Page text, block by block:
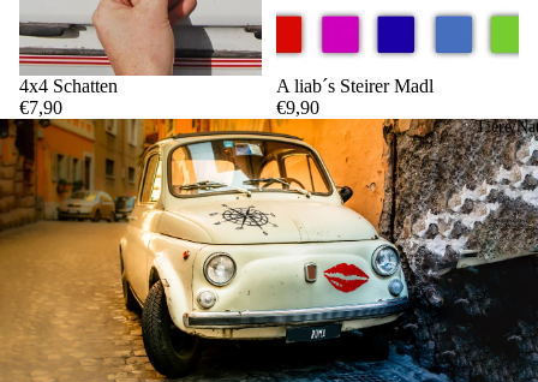
Tiere/
4x4 Schatten
€7,90
A liab´s Steirer Madl
€9,90